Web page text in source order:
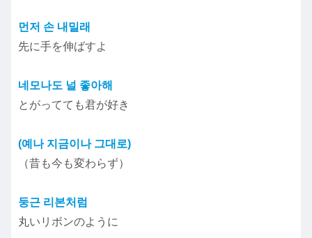
먼저 손 내밀래
先に手を伸ばすよ
네모나도 널 좋아해
とがってても君が好き
(예나 지금이나 그대로)
（昔も今も変わらず）
둥근 리본처럼
丸いリボンのように